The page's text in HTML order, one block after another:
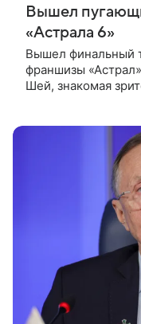
Вышел
«Астрала 6»
Вышел финальный
франшизы
Шей, знакомая